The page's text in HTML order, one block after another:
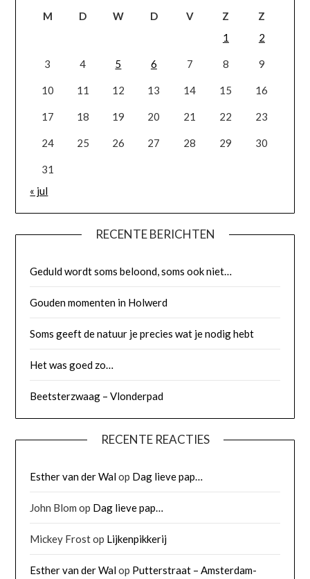
M D W D V Z
Z
1
2
3 4 5 6 7 8 9
10 11 12 13 14 15 16
17 18 19 20 21 22 23
24 25 26 27 28 29 30
31
« jul
RECENTE BERICHTEN
Geduld wordt soms beloond, soms ook niet…
Gouden momenten in Holwerd
Soms geeft de natuur je precies wat je nodig hebt
Het was goed zo…
Beetsterzwaag – Vlonderpad
RECENTE REACTIES
Esther van der Walop Dag lieve pap…
John Blom op Dag lieve pap…
Mickey Frostop Lijkenpikkerij
Esther van der Walop Putterstraat – Amsterdam-